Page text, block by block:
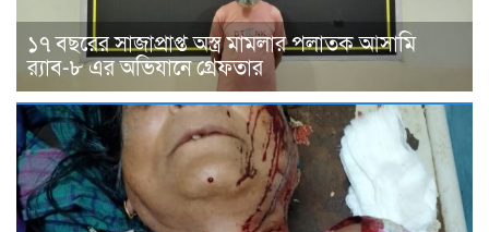
১৭ বছরের সাজাপ্রাপ্ত অস্ত্র মামলার পলাতক আসামি
র‍্যাব-৮ এর অভিযানে গ্রেফতার